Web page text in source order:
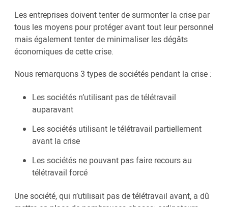
Les entreprises doivent tenter de surmonter la crise par
tous les moyens pour protéger avant tout leur personnel
mais également tenter de minimaliser les dégâts
économiques de cette crise.
Nous remarquons 3 types de sociétés pendant la crise :
Les sociétés n’utilisant pas de télétravail
auparavant
Les sociétés utilisant le télétravail partiellement
avant la crise
Les sociétés ne pouvant pas faire recours au
télétravail forcé
Une société, qui n’utilisait pas de télétravail avant, a dû